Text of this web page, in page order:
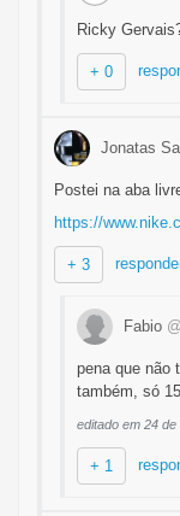
Ricky
+ 0
Jonatas
Postei na aba
https://
+ 3
Fabio
pena que não
também, só
editado em 24
+ 1